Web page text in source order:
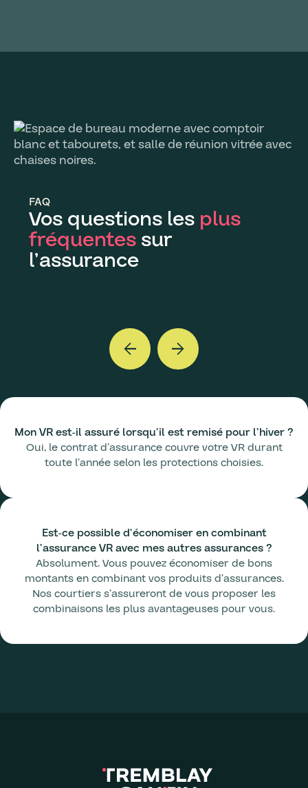
FAQ
Vos questions les plus
fréquentessur
l’assurance
arrow_back arrow_forward
Mon VR est-il assuré lorsqu’il est remisé pour l’hiver ?
Oui, le contrat d’assurance couvre votre VR durant
toute l’année selon les protections choisies.
Est-ce possible d’économiser en combinant
l’assurance VR avec mes autres assurances ?
Absolument. Vous pouvez économiser de bons
montants en combinant vos produits d’assurances.
Nos courtiers s’assureront de vous proposer les
combinaisons les plus avantageuses pour vous.